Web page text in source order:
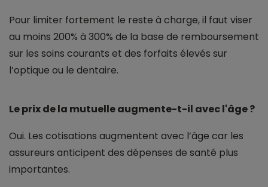
Pour limiter fortement le reste à charge, il faut viser
au moins 200% à 300% de la base de remboursement
sur les soins courants et des forfaits élevés sur
l’optique ou le dentaire.
Le prix de la mutuelle augmente-t-il avec l'âge ?
Oui. Les cotisations augmentent avec l’âge car les
assureurs anticipent des dépenses de santé plus
importantes.